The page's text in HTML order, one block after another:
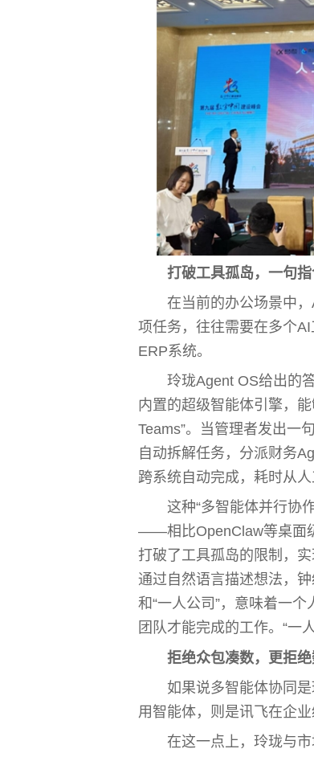
打破工具孤岛， 一句
在当前的办公场景中
项任务，往往需要在多个
ERP系统。
玲珑Agent OS给出的
内置的超级智能体引擎，
Teams”。当管理者发出一
自动拆解任务，分派财务
跨系统自动完成，耗时从
这种“多智能体并行协
——相比OpenClaw等桌面
打破了工具孤岛的限制，
通过自然语言描述想法，
和“一人公司”，意味着一
团队才能完成的工作。“一
拒绝众包凑数， 更拒
如果说多智能体协同
用智能体，则是讯飞在企业
在这一点上，玲珑与